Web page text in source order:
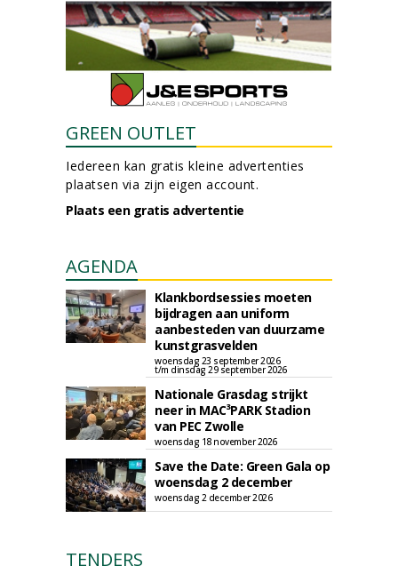
GREEN OUTLET
Iedereen kan gratis kleine advertenties
plaatsen via zijn eigen account.
Plaats een gratis advertentie
AGENDA
Klankbordsessies moeten
bijdragen aan uniform
aanbesteden van duurzame
kunstgrasvelden
woensdag 23 september 2026
t/m dinsdag 29 september 2026
Nationale Grasdag strijkt
neer in MAC³PARK Stadion
van PEC Zwolle
woensdag 18 november 2026
Save the Date: Green Gala op
woensdag 2 december
woensdag 2 december 2026
TENDERS